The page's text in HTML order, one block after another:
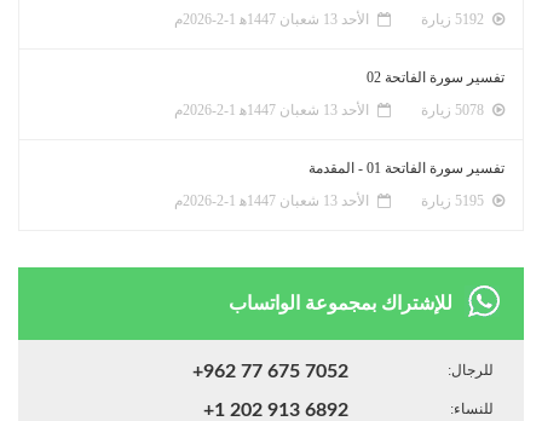
الأحد 13 شعبان 1447ﻫ 1-2-2026م
تفسير سورة الفاتحة 02
الأحد 13 شعبان 1447ﻫ 1-2-2026م
تفسير سورة الفاتحة 01 - المقدمة
الأحد 13 شعبان 1447ﻫ 1-2-2026م
للإشتراك بمجموعة الواتساب
للرجال: +962 77 675 7052
للنساء: +1 202 913 6892